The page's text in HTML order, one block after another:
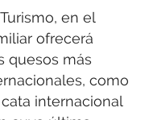
en el
ofrecerá
quesos más
como
internacional